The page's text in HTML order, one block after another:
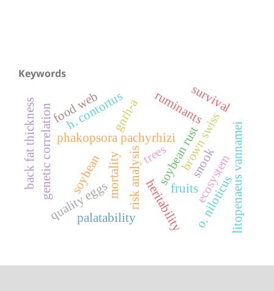
Keywords
phakopsora pachyrhizi
soybean soybean rust
risk analysis
brown swiss
heritability
genetic correlation h. contortus
snook
gnrh-a
quality eggs
palatability
fruits
trees
ruminants
ecosystem
food web
litopenaeus vannamei
mortality o. niloticus
survival
back fat thickness